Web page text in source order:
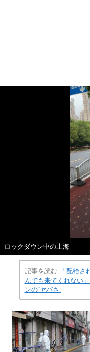
ロックダウン中の上海
記事を読む
「配給
んでも来てくれない
ンの“ヤバさ”